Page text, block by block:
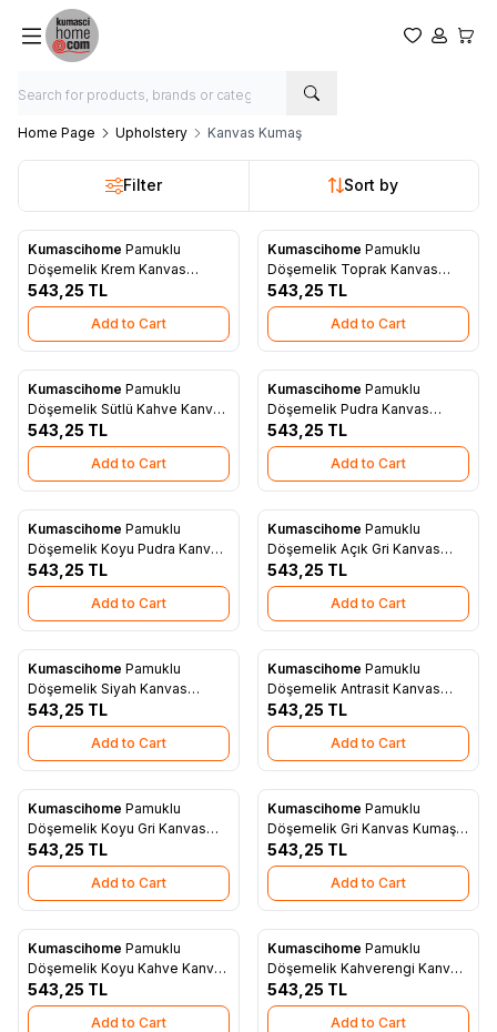
My Favorites
My My
Home Page Upholstery Kanvas Kumaş
Filter Sort by
New
Add to Favorites
Kumascihome Pamuklu
Döşemelik Krem Kanvas
Kumaş 1001
543,25 TL
Add to Cart
New
Add to Favorites
Kumascihome Pamuklu
Döşemelik Toprak Kanvas
Kumaş 1011
543,25 TL
Add to Cart
New
Add to Favorites
Kumascihome Pamuklu
Döşemelik Sütlü Kahve Kanvas
Kumaş 1012
543,25 TL
Add to Cart
New
Add to Favorites
Kumascihome Pamuklu
Döşemelik Pudra Kanvas
Kumaş 1005
543,25 TL
Add to Cart
New
Add to Favorites
Kumascihome Pamuklu
Döşemelik Koyu Pudra Kanvas
Kumaş 1006
543,25 TL
Add to Cart
New
Add to Favorites
Kumascihome Pamuklu
Döşemelik Açık Gri Kanvas
Kumaş 1004
543,25 TL
Add to Cart
New
Add to Favorites
Kumascihome Pamuklu
Döşemelik Siyah Kanvas
Kumaş 1028
543,25 TL
Add to Cart
New
Add to Favorites
Kumascihome Pamuklu
Döşemelik Antrasit Kanvas
Kumaş 1027
543,25 TL
Add to Cart
New
Add to Favorites
Kumascihome Pamuklu
Döşemelik Koyu Gri Kanvas
Kumaş 1026
543,25 TL
Add to Cart
New
Add to Favorites
Kumascihome Pamuklu
Döşemelik Gri Kanvas Kumaş
1025
543,25 TL
Add to Cart
New
Add to Favorites
Kumascihome Pamuklu
Döşemelik Koyu Kahve Kanvas
Kumaş 1024
543,25 TL
Add to Cart
New
Add to Favorites
Kumascihome Pamuklu
Döşemelik Kahverengi Kanvas
Kumaş 1023
543,25 TL
Add to Cart